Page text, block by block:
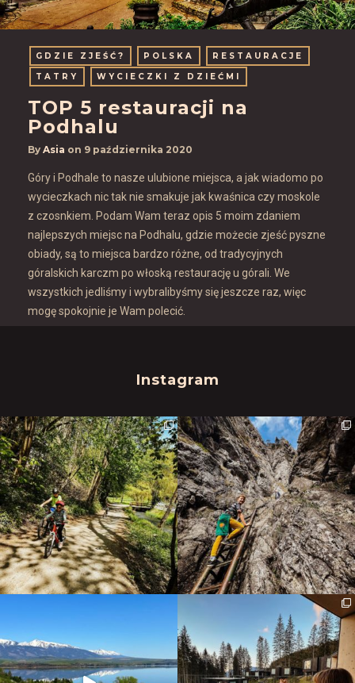
GDZIE ZJEŚĆ? POLSKA
RESTAURACJE
TATRY
WYCIECZKI Z DZIEĆMI
TOP 5 restauracji na
Podhalu
By Asia on 9 października 2020
Góry i Podhale to nasze ulubione miejsca, a jak wiadomo po
wycieczkach nic tak nie smakuje jak kwaśnica czy moskole
z czosnkiem. Podam Wam teraz opis 5 moim zdaniem
najlepszych miejsc na Podhalu, gdzie możecie zjeść pyszne
obiady, są to miejsca bardzo różne, od tradycyjnych
góralskich karczm po włoską restaurację u górali. We
wszystkich jedliśmy i wybralibyśmy się jeszcze raz, więc
mogę spokojnie je Wam polecić.
Instagram